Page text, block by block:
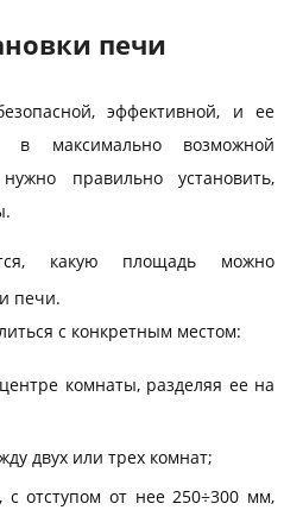
печи
эффективной, и ее
в максимально возможной
правильно установить,
какую площадь можно
печи.
с конкретным местом:
комнаты, разделяя ее на
двух или трех комнат;
отступом от нее 250÷300 мм,